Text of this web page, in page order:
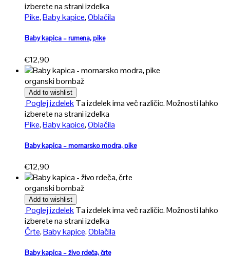
izberete na strani izdelka
Pike,Baby kapice,Oblačila
Baby kapica – rumena, pike
€12,90
organski bombaž
Add to wishlist
Poglej izdelekTa izdelek ima več različic. Možnosti lahko
izberete na strani izdelka
Pike,Baby kapice,Oblačila
Baby kapica – mornarsko modra, pike
€12,90
organski bombaž
Add to wishlist
Poglej izdelekTa izdelek ima več različic. Možnosti lahko
izberete na strani izdelka
Črte,Baby kapice,Oblačila
Baby kapica – živo rdeča, črte